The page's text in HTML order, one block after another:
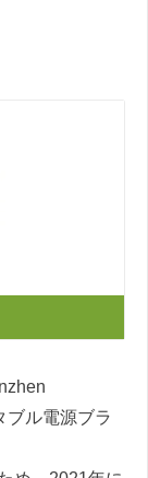
ブル電源ブラ